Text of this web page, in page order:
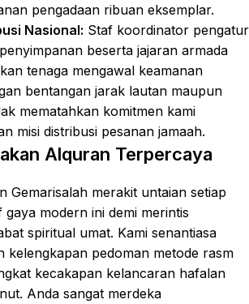
pengadaan ribuan eksemplar.
Nasional: Staf koordinator pengatur
beserta jajaran armada
tenaga mengawal keamanan
bentangan jarak lautan maupun
mematahkan komitmen kami
misi distribusi pesanan jamaah.
Alquran Terpercaya
Gemarisalah merakit untaian setiap
modern ini demi merintis
spiritual umat. Kami senantiasa
kelengkapan pedoman metode rasm
kecakapan kelancaran hafalan
Anda sangat merdeka